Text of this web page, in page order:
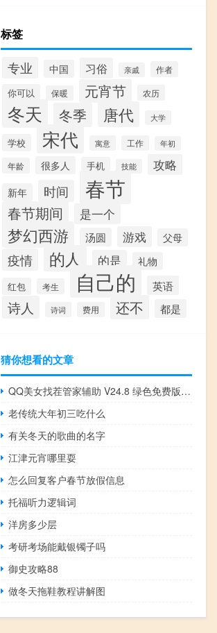
标签
专业 中国 习俗 亲戚 作者
你可以 保暖 元宵节 农历
冬天 冬季 唐代 大学
学校 宋代 寓意 工作 年初
年龄 很多人 手机 技能 攻略
新年 时间 春节
春节期间 是一个
梦幻西游 汤圆 游戏 父母
疫情 的人 的是 礼物
红包 考生 自己的 英语
诗人 诗词 费用 还不 都是
猜你想看的文章
QQ美女找茬管家辅助 V24.8 绿色免费版（QQ美女找茬管家辅助 V24.8 绿色免费版功能简介）
老传统大年初三吃什么
有关冬天的歌曲的名字
江津元宵哪里耍
怎么回复客户春节放假信息
托福听力逻辑词
洋房多少层
考研考场能戴银镯子吗
御史攻略88
做冬天拖鞋教程讲解图